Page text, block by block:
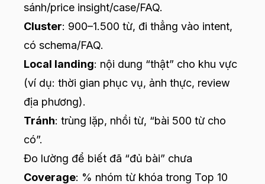
sánh/price insight/case/FAQ.
Cluster: 900–1.500 từ, đi thẳng vào intent,
có schema/FAQ.
Local landing: nội dung “thật” cho khu vực
(ví dụ: thời gian phục vụ, ảnh thực, review
địa phương).
Tránh: trùng lặp, nhồi từ, “bài 500 từ cho
có”.
Đo lường để biết đã “đủ bài” chưa
Coverage: % nhóm từ khóa trong Top 10